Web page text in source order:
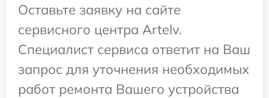
Оставьте заявку на сайте
сервисного центра Artelv.
Специалист сервиса ответит на Ваш
запрос для уточнения необходимых
работ ремонта Вашего устройства